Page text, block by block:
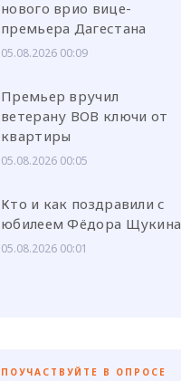
нового врио вице-
премьера Дагестана
05.08.2026 00:09
Премьер вручил
ветерану ВОВ ключи от
квартиры
05.08.2026 00:05
Кто и как поздравили с
юбилеем Фёдора Щукина
05.08.2026 00:01
ПОУЧАСТВУЙТЕ В ОПРОСЕ